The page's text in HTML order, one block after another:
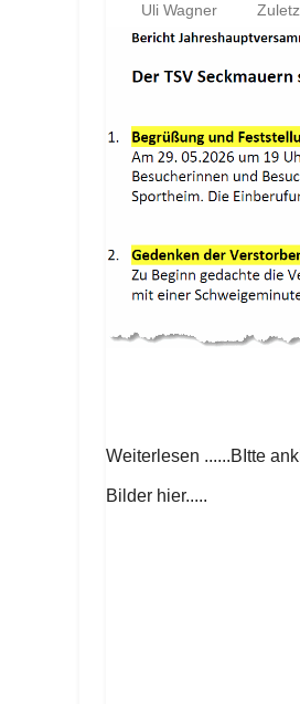
Uli Wagner
Weiterlesen ......BItte
Bilder hier.....